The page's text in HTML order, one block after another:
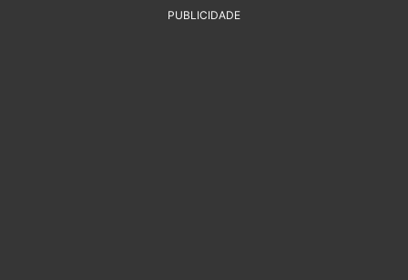
PUBLICIDADE